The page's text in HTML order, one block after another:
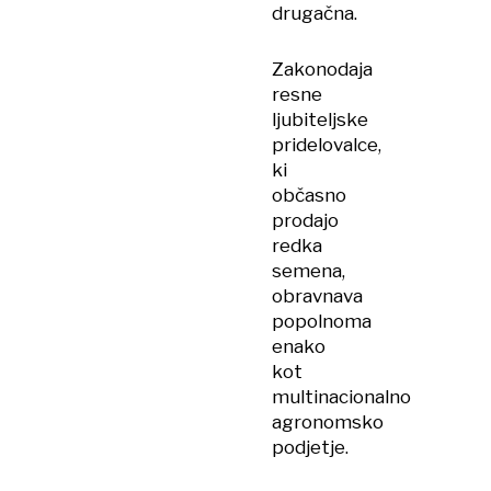
drugačna.
Zakonodaja
resne
ljubiteljske
pridelovalce,
ki
občasno
prodajo
redka
semena,
obravnava
popolnoma
enako
kot
multinacionalno
agronomsko
podjetje.